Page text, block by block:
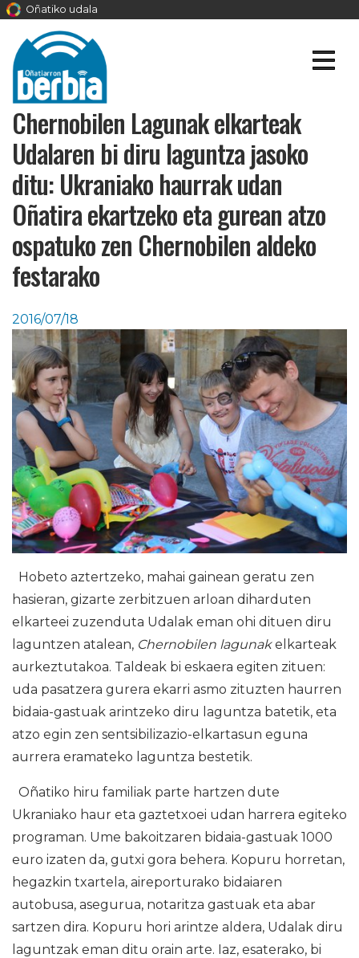
Oñatiko udala
Chernobilen Lagunak elkarteak
Udalaren bi diru laguntza jasoko
ditu: Ukraniako haurrak udan
Oñatira ekartzeko eta gurean atzo
ospatuko zen Chernobilen aldeko
festarako
2016/07/18
Hobeto aztertzeko, mahai gainean geratu zen
hasieran, gizarte zerbitzuen arloan diharduten
elkarteei zuzenduta Udalak eman ohi dituen diru
laguntzen atalean, Chernobilen lagunakelkarteak
aurkeztutakoa. Taldeak bi eskaera egiten zituen:
uda pasatzera gurera ekarri asmo zituzten haurren
bidaia-gastuak arintzeko diru laguntza batetik, eta
atzo egin zen sentsibilizazio-elkartasun eguna
aurrera eramateko laguntza bestetik.
Oñatiko hiru familiak parte hartzen dute
Ukraniako haur eta gaztetxoei udan harrera egiteko
programan. Ume bakoitzaren bidaia-gastuak 1000
euro izaten da, gutxi gora behera. Kopuru horretan,
hegazkin txartela, aireporturako bidaiaren
autobusa, asegurua, notaritza gastuak eta abar
sartzen dira. Kopuru hori arintze aldera, Udalak diru
laguntzak eman ditu orain arte. Iaz, esaterako, bi